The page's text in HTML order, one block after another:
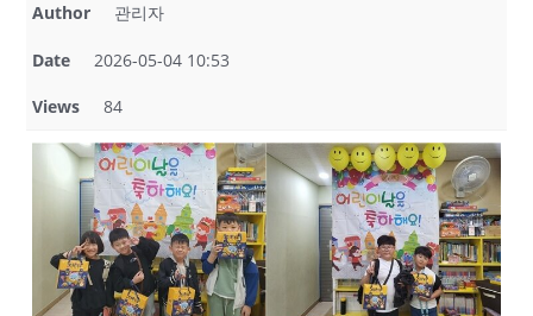
Author 관리자
Date 2026-05-04 10:53
Views 84